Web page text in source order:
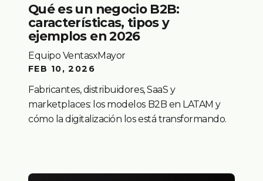
Qué es un negocio B2B:
características, tipos y
ejemplos en 2026
Equipo VentasxMayor
FEB 10, 2026
Fabricantes, distribuidores, SaaS y
marketplaces: los modelos B2B en LATAM y
cómo la digitalización los está transformando.